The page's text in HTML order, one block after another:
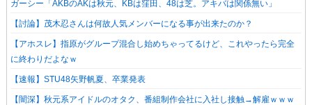
ガーシー「AKBのAKは秋元、KBは窪田、48は芝。アキバは関係無い」
【討論】茂木忍さんは何故人気メンバーになる事が出来たのか？
【アホスレ】指原がグループ混合し始めちゃってるけど、これやったら完全
に終わりだよなｗ
【速報】STU48矢野帆夏、卒業発表
【闇深】秋元系アイドルのオタク、番組制作会社に入社し接触→解雇ｗｗｗ